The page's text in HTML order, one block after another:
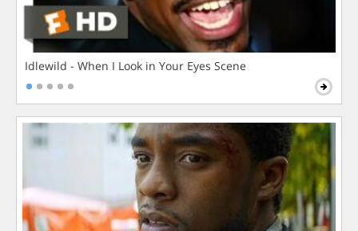
Idlewild - When I Look in Your Eyes Scene